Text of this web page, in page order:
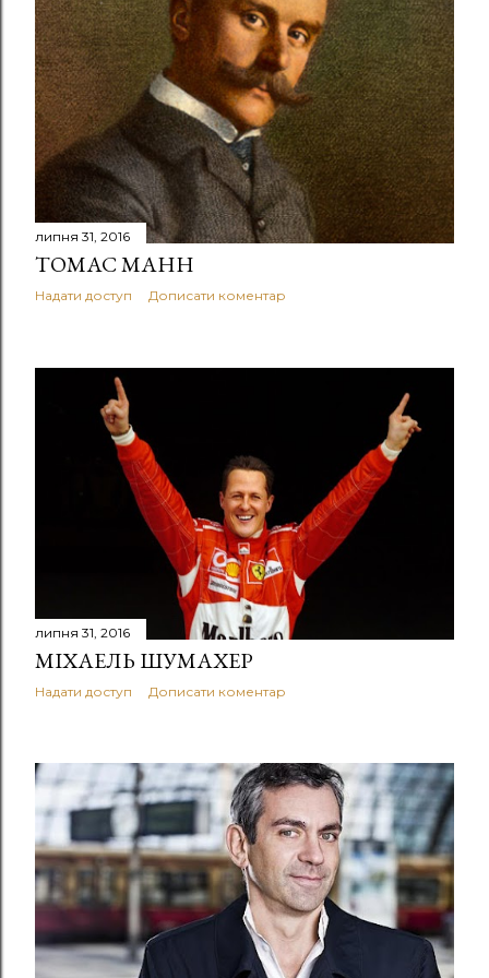
липня 31, 2016
ТОМАС МАНН
Надати доступ Дописати коментар
липня 31, 2016
МІХАЕЛЬ ШУМАХЕР
Надати доступ Дописати коментар